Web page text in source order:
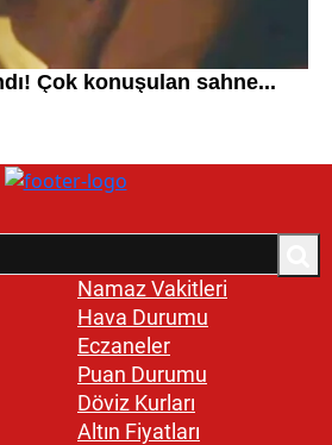
Namaz Vakitleri
Hava Durumu
Eczaneler
Puan Durumu
Döviz Kurları
Altın Fiyatları